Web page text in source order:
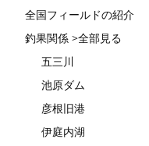
全国フィールドの紹介
釣果関係 >全部見る
五三川
池原ダム
彦根旧港
伊庭内湖